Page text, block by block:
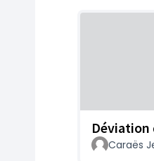
Déviation
Caraës